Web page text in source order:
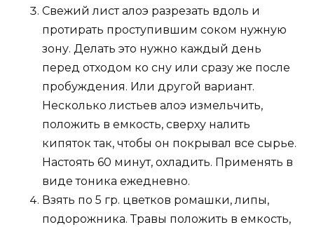
Свежий лист алоэ разрезать вдоль и
протирать проступившим соком нужную
зону. Делать это нужно каждый день
перед отходом ко сну или сразу же после
пробуждения. Или другой вариант.
Несколько листьев алоэ измельчить,
положить в емкость, сверху налить
кипяток так, чтобы он покрывал все сырье.
Настоять 60 минут, охладить. Применять в
виде тоника ежедневно.
Взять по 5 гр. цветков ромашки, липы,
подорожника. Травы положить в емкость,